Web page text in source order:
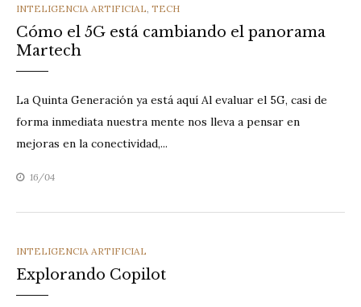
CATEGORIES
INTELIGENCIA ARTIFICIAL, TECH
Cómo el 5G está cambiando el panorama
Martech
La Quinta Generación ya está aquí Al evaluar el 5G, casi de
forma inmediata nuestra mente nos lleva a pensar en
mejoras en la conectividad,...
16/04
CATEGORIES
INTELIGENCIA ARTIFICIAL
Explorando Copilot